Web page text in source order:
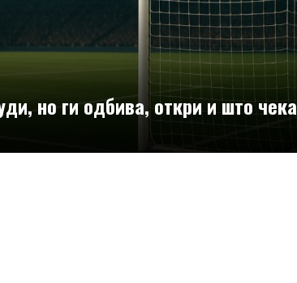
но ги одбива, откри и што чека